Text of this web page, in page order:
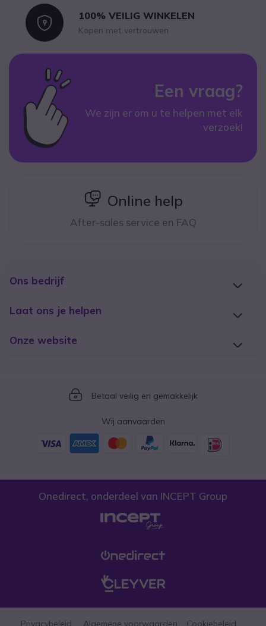
Icon100% VEILIG WINKELEN
Kopen met vertrouwen
Een vraag?
We zijn er om u te helpen met elk
verzoek!
icon
Online help
After-sales service en FAQ
Ons bedrijf
Laat ons je helpen
Onze website
Icon
Betaal veilig en gemakkelijk
Wij aanvaarden
Onedirect, onderdeel van INCEPT Group
Privacybeleid Algemene voorwaarden Cookiebeleid